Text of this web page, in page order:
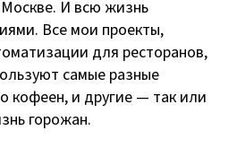
И всю жизнь
Все мои проекты,
для ресторанов,
самые разные
кофеен, и другие — так или
горожан.